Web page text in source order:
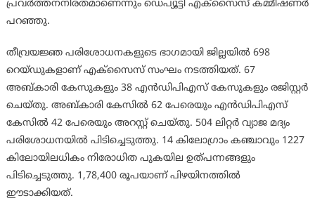
പ്രവർത്തനനിരതമാണെന്നും ഡെപ്യൂട്ടി എക്‌സൈസ് കമ്മീഷണർ
പറഞ്ഞു.
തീവ്രയജ്ഞ പരിശോധനകളുടെ ഭാഗമായി ജില്ലയിൽ 698
റെയ്ഡുകളാണ് എക്‌സൈസ് സംഘം നടത്തിയത്. 67
അബ്കാരി കേസുകളും 38 എൻഡിപിഎസ് കേസുകളും രജിസ്റ്റർ
ചെയ്തു. അബ്കാരി കേസിൽ 62 പേരെയും എൻഡിപിഎസ്
കേസിൽ 42 പേരെയും അറസ്റ്റ് ചെയ്തു. 504 ലിറ്റർ വ്യാജ മദ്യം
പരിശോധനയിൽ പിടിച്ചെടുത്തു. 14 കിലോഗ്രാം കഞ്ചാവും 1227
കിലോയിലധികം നിരോധിത പുകയില ഉത്പന്നങ്ങളും
പിടിച്ചെടുത്തു. 1,78,400 രൂപയാണ് പിഴയിനത്തിൽ
ഈടാക്കിയത്.